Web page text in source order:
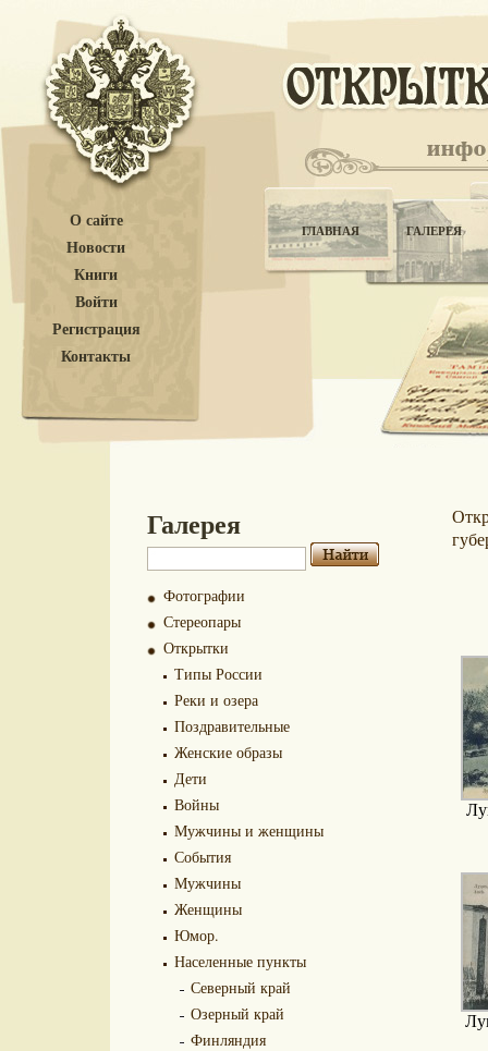
О сайте
Новости
Книги
Войти
Регистрация
Контакты
ГЛАВНАЯ ГАЛЕРЕЯ
Галерея
Фотографии
Стереопары
Открытки
Типы России
Реки и озера
Поздравительные
Женские образы
Дети
Войны
Мужчины и женщины
События
Мужчины
Женщины
Юмор.
Населенные пункты
Северный край
Озерный край
Финляндия